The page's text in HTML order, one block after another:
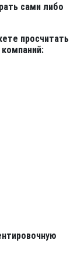
сами либо
просчитать